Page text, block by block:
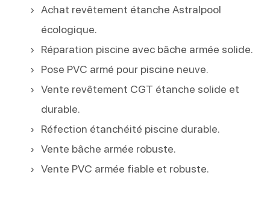
Achat revêtement étanche Astralpool
écologique.
Réparation piscine avec bâche armée solide.
Pose PVC armé pour piscine neuve.
Vente revêtement CGT étanche solide et
durable.
Réfection étanchéité piscine durable.
Vente bâche armée robuste.
Vente PVC armée fiable et robuste.